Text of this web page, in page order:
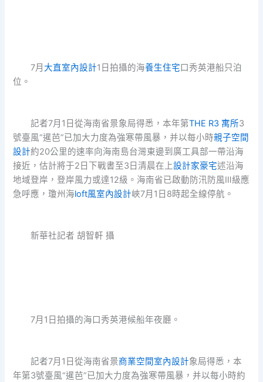
7月大直室內設計1日拍攝的海養生住宅口秀英港船只泊
位。
記者7月1日從海南省景象局得悉，本年第THE R3 寓所3
號臺風“暹芭”已加大力度為強寒帶風暴，并以每小時親子空間
設計約20公里的速率向海南島台灣東邊到廣工具部一帶沿海
接近，估計將于2日下戰書至3日清晨在上設計家豪宅述沿海
地域登岸，登岸風力或達12級。海南省已啟動防汛防風Ⅲ級應
急呼應，瓊州海loft風室內設計峽7月1日8時起全線停航。
新華社記者 胡智軒 攝
7月1日拍攝的海口秀英港候船年夜廳。
記者7月1日從海南省景商業空間室內設計象局得悉，本
年第3號臺風“暹芭”已加大力度為強寒帶風暴，并以每小時約